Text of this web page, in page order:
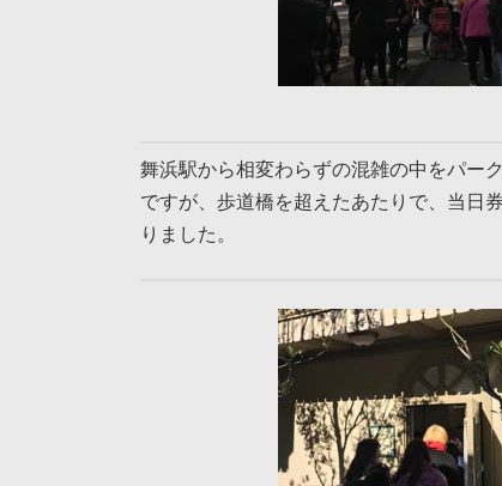
舞浜駅から相変わらずの混雑の中をパー
ですが、歩道橋を超えたあたりで、当日
りました。